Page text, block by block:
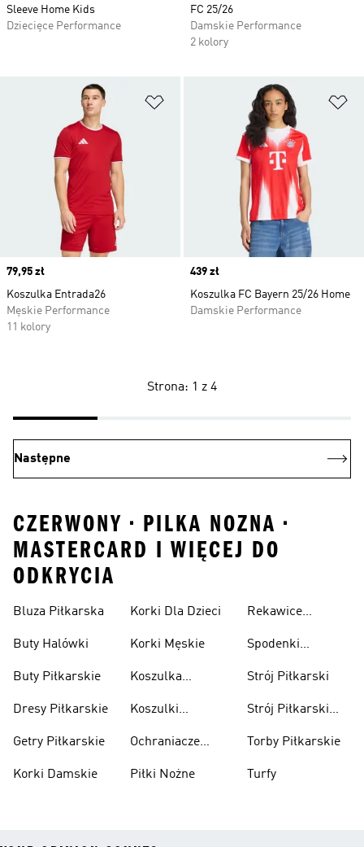
Sleeve Home Kids
Dziecięce Performance
FC 25/26
Damskie Performance
2 kolory
Dodaj do listy życzeń
Price
79,95 zł
Koszulka Entrada26
Męskie Performance
11 kolory
Price
439 zł
Koszulka FC Bayern 25/26 Home
Damskie Performance
Strona: 1 z 4
Następne
CZERWONY • PILKA NOZNA •
MASTERCARD I WIĘCEJ DO
ODKRYCIA
Bluza Piłkarska
Buty Halówki
Buty Piłkarskie
Dresy Piłkarskie
Getry Piłkarskie
Korki Damskie
Korki Dla Dzieci
Korki Męskie
Koszulka
Koszulki
Dzieci
Ochraniacze
Piłki Nożne
Rekawice
Spodenki
Strój Piłkarski
Strój Piłkarski
Torby Piłkarskie
Turfy